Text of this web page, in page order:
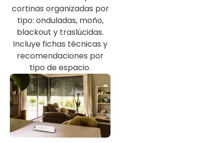
cortinas organizadas por
tipo: onduladas, moño,
blackout y traslúcidas.
Incluye fichas técnicas y
recomendaciones por
tipo de espacio.